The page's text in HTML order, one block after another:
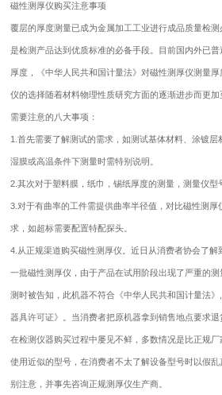
磁性测厚仪购买注意事项
覆层的厚度测量已成为金属加工工业进行成品质量检
是检测产品达到优质标准的必备手段。目前国内外已
厚度，《中华人民共和国计量法》对磁性测厚仪测量厚
仪的选择随着材料物理性质研究方面的逐渐进步而更
需要注意的八大事项：
1.首先需要了解测试的需求，如测试基体材料、涂镀
湿膜或高温条件下测量时需特别说明。
2.其次对于塑料膜，纸巾，锡纸厚度的测量，测量仪型
3.对于有曲率的工件需提供曲率半径值，对比磁性测
求，如超标需要配置特配探头。
4.从正规渠道购买磁性测厚仪。近日从消费者协会了解
一批磁性测厚仪，由于产品在试用阶段出现了严重的
测时被告知，此机器不符合《中华人民共和国计量法
器具许可证》。当消费者把原机器拿到销售地点要求
在检测仪器购买过程中屡见不鲜，多数情况是比正规
使用近似的型号，在消费者不太了解设备型号时以假
别注意，并事先咨询正规测厚仪生产商。